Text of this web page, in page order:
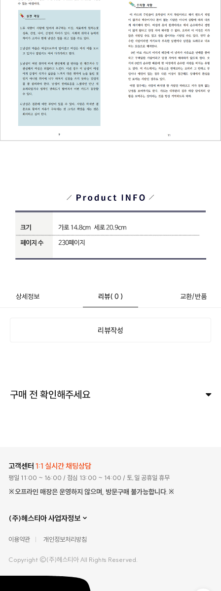
상세정보 리뷰( 0 ) 교환/반품
리뷰작성
구매 전 확인해주세요
고객센터 1:1 실시간 채팅상담
평일 11:00 ~ 16:00 / 점심 13:00 ~ 14:00 / 토,일 공휴일 휴무
※오프라인 매장은 운영하지 않으며, 방문구매 불가능합니다.※
(주)헤스티아 사업자정보
이용약관 개인정보처리방침
Copyright ©(주)헤스티아 All Rights Reserved.